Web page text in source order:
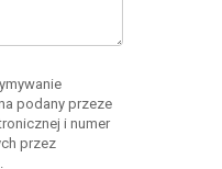
podany przeze
i numer
przez